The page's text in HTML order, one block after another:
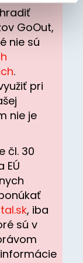
varianty. Svoji
v záložce
a
čoskoro
Užijete si
s
priamo
do
GoOut,
nie sú
.
pri
nie je
čl. 30
EÚ
, iba
sú v
informácie